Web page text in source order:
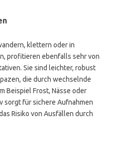
klettern oder in
profitieren ebenfalls sehr von
Sie sind leichter, robust
die durch wechselnde
Beispiel Frost, Nässe oder
sorgt für sichere Aufnahmen
Risiko von Ausfällen durch